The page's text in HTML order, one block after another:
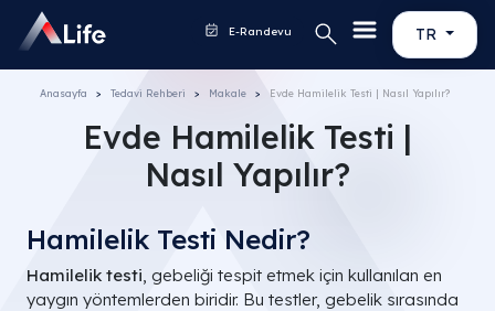
TR
E-Randevu
Anasayfa Tedavi Rehberi Makale Evde Hamilelik Testi | Nasıl Yapılır?
Evde Hamilelik Testi |
Nasıl Yapılır?
Hamilelik Testi Nedir?
Hamilelik testi, gebeliği tespit etmek için kullanılan en
yaygın yöntemlerden biridir. Bu testler, gebelik sırasında